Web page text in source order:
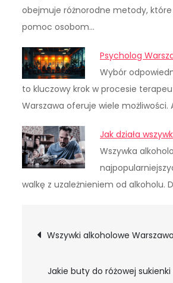
obejmuje różnorodne metody,
pomoc osobom…
Psycholog
Wybór
to kluczowy krok w procesie
Warszawa oferuje wiele możliwości.
Jak działa
Wszywka
walkę z uzależnieniem od alkoholu.
Nawigacja
wpisu
Wszywki alkoholowe Warszawa
Jakie buty do różowej